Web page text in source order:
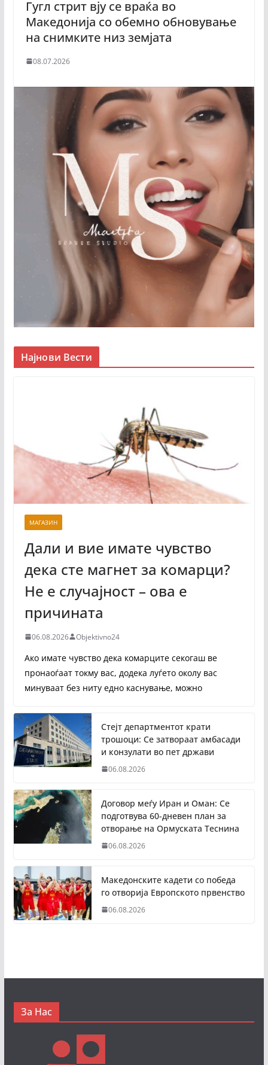
Гугл стрит вју се враќа во
Македонија со обемно обновување
на снимките низ земјата
08.07.2026
Најнови Вести
МАГАЗИН
Дали и вие имате чувство
дека сте магнет за комарци?
Не е случајност – ова е
причината
06.08.2026 Objektivno24
Ако имате чувство дека комарците секогаш ве
пронаоѓаат токму вас, додека луѓето околу вас
минуваат без ниту едно каснување, можно
Стејт департментот крати
трошоци: Се затвораат амбасади
и конзулати во пет држави
06.08.2026
Договор меѓу Иран и Оман: Се
подготвува 60-дневен план за
отворање на Ормуската Теснина
06.08.2026
Македонските кадети со победа
го отворија Европското првенство
06.08.2026
За Нас